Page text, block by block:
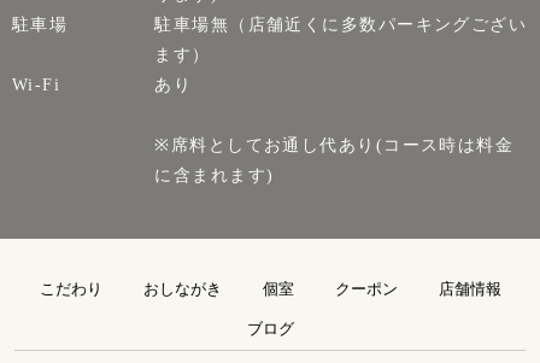
駐車場
駐車場無（店舗近くに多数パーキングござい
ます）
Wi-Fi
あり
※席料としてお通し代あり(コース時は料金
に含まれます)
こだわり おしながき 個室 クーポン 店舗情報
ブログ